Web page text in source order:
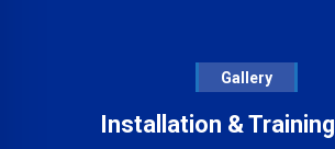
Gallery
Installation & Training